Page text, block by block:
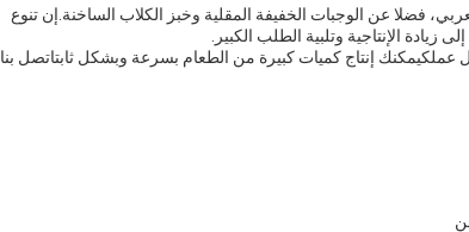
فضلا عن الوجبات الخفيفة المقلية وخبز الكلاب الساخنة.إن تنوع
الإنتاجية وتلبية الطلب الكبير.
عملكيمكنك إنتاج كميات كبيرة من الطعام بسرعة وبشكل ثابتاتصل بنا